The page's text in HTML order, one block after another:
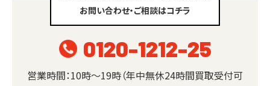
お問い合わせ・ご相談はコチラ
0120-1212-25
営業時間：10時～19時（年中無休24時間買取受付可